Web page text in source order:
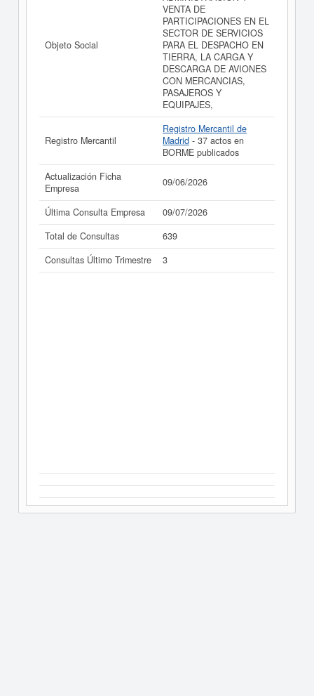
Objeto Social
VENTA DE
PARTICIPACIONES EN EL
SECTOR DE SERVICIOS
PARA EL DESPACHO EN
TIERRA, LA CARGA Y
DESCARGA DE AVIONES
CON MERCANCIAS,
PASAJEROS Y
EQUIPAJES,
Registro Mercantil
Registro Mercantil de
Madrid - 37 actos en
BORME publicados
Actualización Ficha
Empresa
09/06/2026
Última Consulta Empresa
09/07/2026
Total de Consultas
639
Consultas Último Trimestre
3